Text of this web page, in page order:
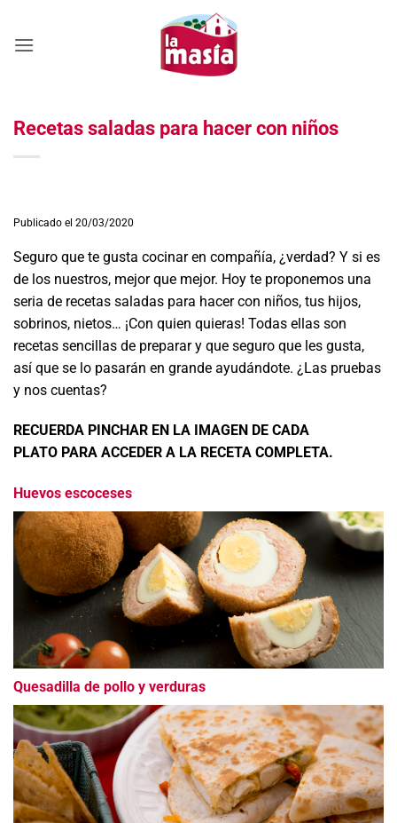
contenido
Recetas saladas para hacer con niños
Publicado el 20/03/2020
Seguro que te gusta cocinar en compañía, ¿verdad? Y si es
de los nuestros, mejor que mejor. Hoy te proponemos una
seria de recetas saladas para hacer con niños, tus hijos,
sobrinos, nietos… ¡Con quien quieras! Todas ellas son
recetas sencillas de preparar y que seguro que les gusta,
así que se lo pasarán en grande ayudándote. ¿Las pruebas
y nos cuentas?
RECUERDA PINCHAR EN LA IMAGEN DE CADA
PLATO PARA ACCEDER A LA RECETA COMPLETA.
Huevos escoceses
Quesadilla de pollo y verduras